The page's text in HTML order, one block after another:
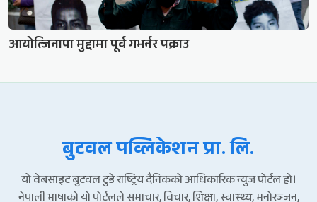
आयोत्जिनापा मुद्दामा पूर्व गभर्नर पक्राउ
बुटवल पव्लिकेशन प्रा. लि.
यो वेबसाइट बुटवल टुडे राष्ट्रिय दैनिकको आधिकारिक न्युज पोर्टल हो।